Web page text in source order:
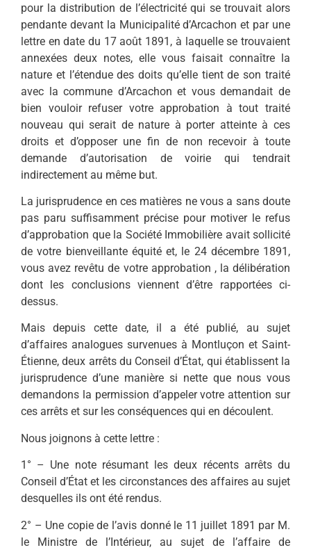
pour la distribution de l’électricité qui se trouvait alors
pendante devant la Municipalité d’Arcachon et par une
lettre en date du 17 août 1891, à laquelle se trouvaient
annexées deux notes, elle vous faisait connaître la
nature et l’étendue des doits qu’elle tient de son traité
avec la commune d’Arcachon et vous demandait de
bien vouloir refuser votre approbation à tout traité
nouveau qui serait de nature à porter atteinte à ces
droits et d’opposer une fin de non recevoir à toute
demande d’autorisation de voirie qui tendrait
indirectement au même but.
La jurisprudence en ces matières ne vous a sans doute
pas paru suffisamment précise pour motiver le refus
d’approbation que la Société Immobilière avait sollicité
de votre bienveillante équité et, le 24 décembre 1891,
vous avez revêtu de votre approbation , la délibération
dont les conclusions viennent d’être rapportées ci-
dessus.
Mais depuis cette date, il a été publié, au sujet
d’affaires analogues survenues à Montluçon et Saint-
Étienne, deux arrêts du Conseil d’État, qui établissent la
jurisprudence d’une manière si nette que nous vous
demandons la permission d’appeler votre attention sur
ces arrêts et sur les conséquences qui en découlent.
Nous joignons à cette lettre :
1° – Une note résumant les deux récents arrêts du
Conseil d’État et les circonstances des affaires au sujet
desquelles ils ont été rendus.
2° – Une copie de l’avis donné le 11 juillet 1891 par M.
le Ministre de l’Intérieur, au sujet de l’affaire de